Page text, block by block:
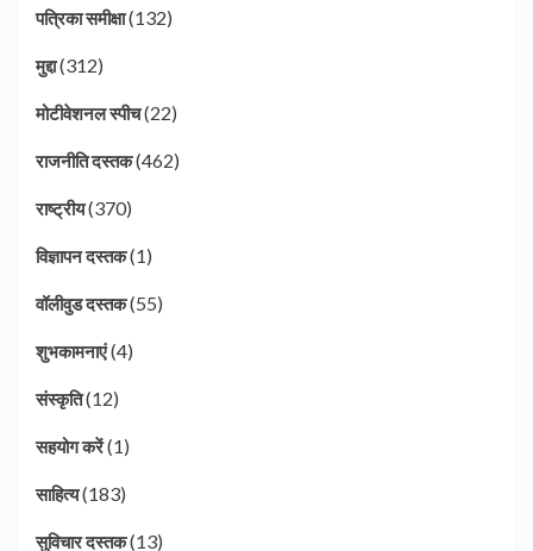
पत्रिका समीक्षा(132)
मुद्दा(312)
मोटीवेशनल स्पीच(22)
राजनीति दस्तक(462)
राष्ट्रीय(370)
विज्ञापन दस्तक(1)
वॉलीवुड दस्तक(55)
शुभकामनाएं(4)
संस्कृति(12)
सहयोग करें(1)
साहित्य(183)
सुविचार दस्तक(13)